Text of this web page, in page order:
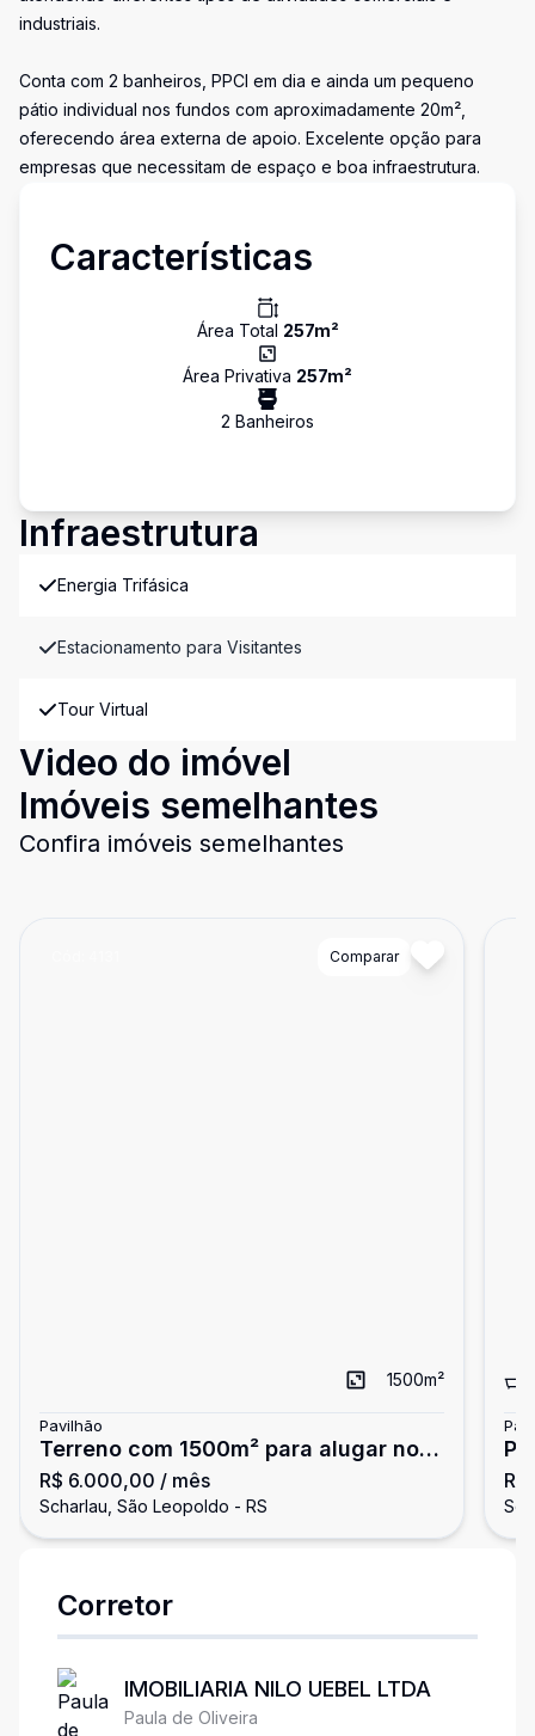
industriais.
Conta com 2 banheiros, PPCI em dia e ainda um pequeno
pátio individual nos fundos com aproximadamente 20m²,
oferecendo área externa de apoio. Excelente opção para
empresas que necessitam de espaço e boa infraestrutura.
Características
Área Total 257m²
Área Privativa 257m²
2 Banheiros
Infraestrutura
Energia Trifásica
Estacionamento para Visitantes
Tour Virtual
Video do imóvel
Imóveis semelhantes
Confira imóveis semelhantes
Comparar
1500m²
Pavilhão
Terreno com 1500m² para alugar no
bairro Scharlau/SL
R$ 6.000,00 / mês
Scharlau, São Leopoldo - RS
Corretor
IMOBILIARIA NILO UEBEL LTDA
Paula de Oliveira